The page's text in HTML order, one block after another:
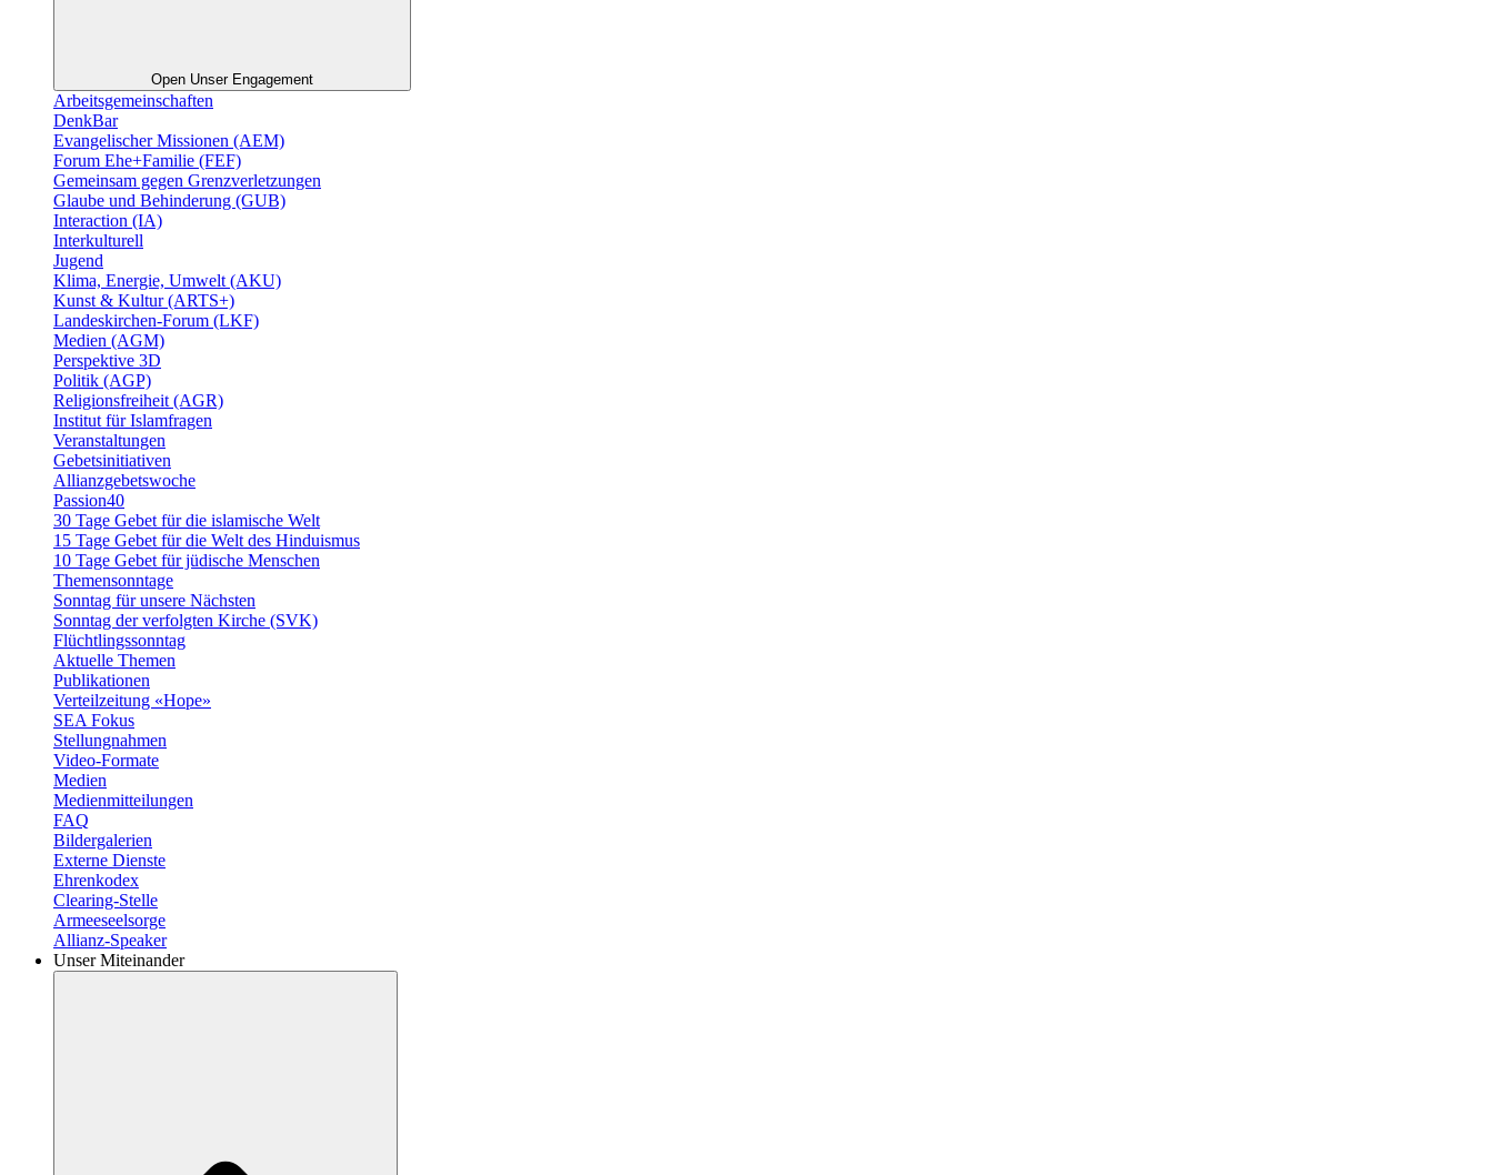
Open Unser Engagement
Arbeitsgemeinschaften
DenkBar
Evangelischer Missionen (AEM)
Forum Ehe+Familie (FEF)
Gemeinsam gegen Grenzverletzungen
Glaube und Behinderung (GUB)
Interaction (IA)
Interkulturell
Jugend
Klima, Energie, Umwelt (AKU)
Kunst & Kultur (ARTS+)
Landeskirchen-Forum (LKF)
Medien (AGM)
Perspektive 3D
Politik (AGP)
Religionsfreiheit (AGR)
Institut für Islamfragen
Veranstaltungen
Gebetsinitiativen
Allianzgebetswoche
Passion40
30 Tage Gebet für die islamische Welt
15 Tage Gebet für die Welt des Hinduismus
10 Tage Gebet für jüdische Menschen
Themensonntage
Sonntag für unsere Nächsten
Sonntag der verfolgten Kirche (SVK)
Flüchtlingssonntag
Aktuelle Themen
Publikationen
Verteilzeitung «Hope»
SEA Fokus
Stellungnahmen
Video-Formate
Medien
Medienmitteilungen
FAQ
Bildergalerien
Externe Dienste
Ehrenkodex
Clearing-Stelle
Armeeseelsorge
Allianz-Speaker
Unser Miteinander